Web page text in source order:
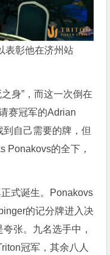
表彰他在济州站
身”，而这一次倒在
赛冠军的Adrian
自己需要的牌，但
Ponakovs的全下，
式诞生。Ponakovs
的记分牌进入决
张。九名选手中，
冠军，其余八人